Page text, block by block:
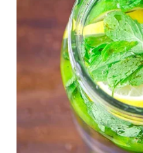
WN
BOROBUDUR
WN
MADURA